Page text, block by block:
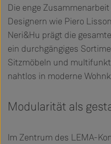
Die enge
Designern wie Piero
Neri&Hu prägt die
ein durchgängiges
Sitzmöbeln und
nahtlos in moderne
Modularität als
Im Zentrum des LEMA-